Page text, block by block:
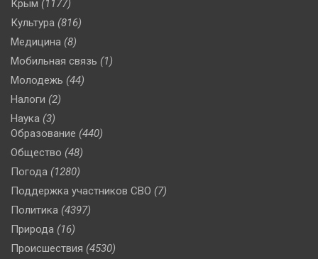
Крым (1177)
Культура (816)
Медицина (8)
Мобильная связь (1)
Молодежь (44)
Налоги (2)
Наука (3)
Образование (440)
Общество (48)
Погода (1280)
Поддержка участников СВО (7)
Политика (4397)
Природа (16)
Происшествия (4530)